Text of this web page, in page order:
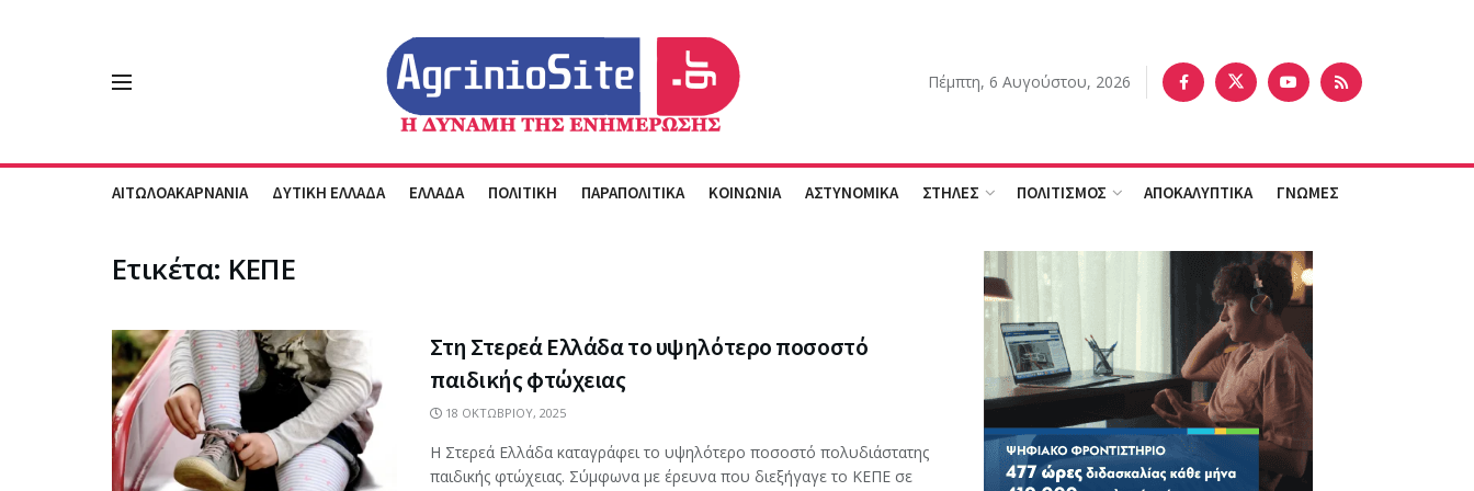
Πέμπτη, 6 Αυγούστου, 2026
ΑΙΤΩΛΟΑΚΑΡΝΑΝΙΑ ΔΥΤΙΚΗ ΕΛΛΑΔΑ ΕΛΛΑΔΑ ΠΟΛΙΤΙΚΗ ΠΑΡΑΠΟΛΙΤΙΚΑ ΚΟΙΝΩΝΙΑ ΑΣΤΥΝΟΜΙΚΑ ΣΤΗΛΕΣ ΠΟΛΙΤΙΣΜΟΣ ΑΠΟΚΑΛΥΠΤΙΚΑ ΓΝΩΜΕΣ
Ετικέτα: ΚΕΠΕ
Στη Στερεά Ελλάδα το υψηλότερο ποσοστό
παιδικής φτώχειας
18 ΟΚΤΩΒΡΊΟΥ, 2025
Η Στερεά Ελλάδα καταγράφει το υψηλότερο ποσοστό πολυδιάστατης
παιδικής φτώχειας. Σύμφωνα με έρευνα που διεξήγαγε το ΚΕΠΕ σε